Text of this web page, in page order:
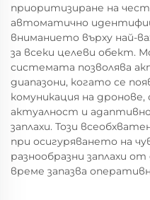
приоритизиране на
автоматично
вниманието върху най-
за всеки целеви обект.
системата позволява
диапазони, когато се
комуникация на дронове,
актуалност и
заплахи. Този
при осигуряването на
разнообразни заплахи
време запазва